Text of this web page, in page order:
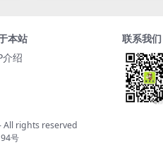
本站
介绍
联系我们
All rights reserved
号